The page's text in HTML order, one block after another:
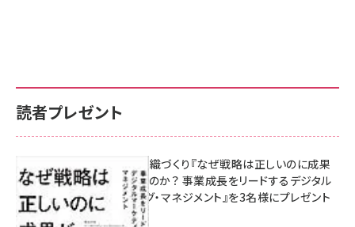
読者プレゼント
成果を生む組織づくり『なぜ戦略は正しいのに成果
があがらないのか？ 事業成長をリードするデジタル
マーケティング・マネジメント』を3名様にプレゼント
8月7日 10:00